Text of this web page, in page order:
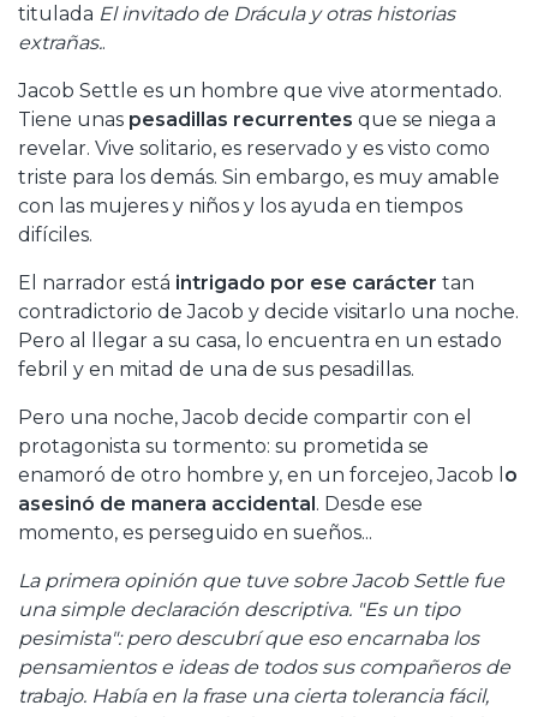
titulada El invitado de Drácula y otras historias
extrañas..
Jacob Settle es un hombre que vive atormentado.
Tiene unas pesadillas recurrentes que se niega a
revelar. Vive solitario, es reservado y es visto como
triste para los demás. Sin embargo, es muy amable
con las mujeres y niños y los ayuda en tiempos
difíciles.
El narrador está intrigado por ese carácter tan
contradictorio de Jacob y decide visitarlo una noche.
Pero al llegar a su casa, lo encuentra en un estado
febril y en mitad de una de sus pesadillas.
Pero una noche, Jacob decide compartir con el
protagonista su tormento: su prometida se
enamoró de otro hombre y, en un forcejeo, Jacob l o
asesinó de manera accidental. Desde ese
momento, es perseguido en sueños...
La primera opinión que tuve sobre Jacob Settle fue
una simple declaración descriptiva. "Es un tipo
pesimista": pero descubrí que eso encarnaba los
pensamientos e ideas de todos sus compañeros de
trabajo. Había en la frase una cierta tolerancia fácil,